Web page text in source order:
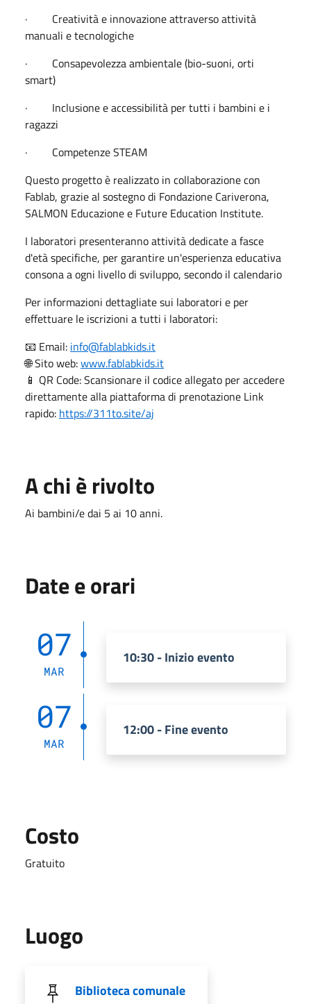
· Creatività e innovazione attraverso attività
manuali e tecnologiche
· Consapevolezza ambientale (bio-suoni, orti
smart)
· Inclusione e accessibilità per tutti i bambini e i
ragazzi
· Competenze STEAM
Questo progetto è realizzato in collaborazione con
Fablab, grazie al sostegno di Fondazione Cariverona,
SALMON Educazione e Future Education Institute.
I laboratori presenteranno attività dedicate a fasce
d'età specifiche, per garantire un'esperienza educativa
consona a ogni livello di sviluppo, secondo il calendario
Per informazioni dettagliate sui laboratori e per
effettuare le iscrizioni a tutti i laboratori:
📧 Email: info@fablabkids.it
🌐 Sito web:www.fablabkids.it
📱 QR Code: Scansionare il codice allegato per accedere
direttamente alla piattaforma di prenotazione Link
rapido: https://311to.site/aj
A chi è rivolto
Ai bambini/e dai 5 ai 10 anni.
Date e orari
07
MAR
10:30 - Inizio evento
07
MAR
12:00 - Fine evento
Costo
Gratuito
Luogo
Biblioteca comunale